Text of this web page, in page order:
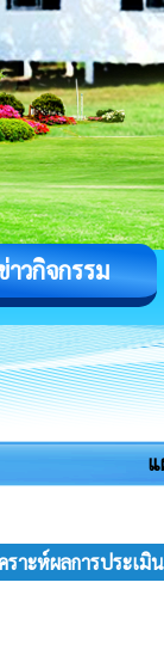
าวกิจกรรม
แ
ราะห์ผลการประเ